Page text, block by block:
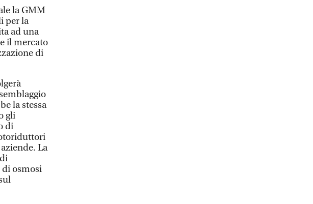
la GMM
per la
ad una
il mercato
di
la stessa
gli
di
La
di osmosi